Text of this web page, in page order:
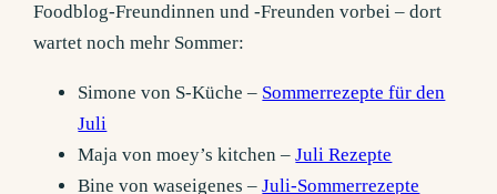
Foodblog-Freundinnen und -Freunden vorbei – dort
wartet noch mehr Sommer:
Simone von S-Küche – Sommerrezepte für den
Juli
Maja von moey’s kitchen –Juli Rezepte
Bine von waseigenes –Juli-Sommerrezepte